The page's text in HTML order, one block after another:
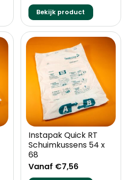
Bekijk product
Instapak Quick RT
Schuimkussens 54 x
68
Vanaf €7,56